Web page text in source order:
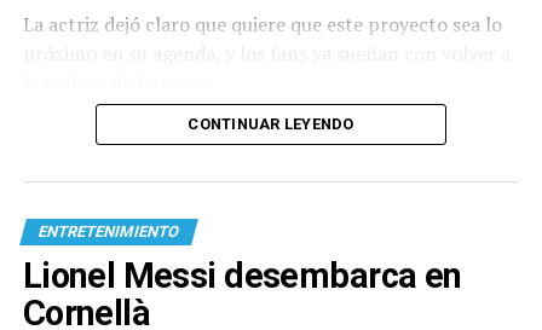
La actriz dejó claro que quiere que este proyecto sea lo
CONTINUAR LEYENDO
ENTRETENIMIENTO
Lionel Messi desembarca en
Cornellà